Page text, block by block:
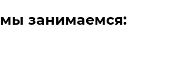
занимаемся: